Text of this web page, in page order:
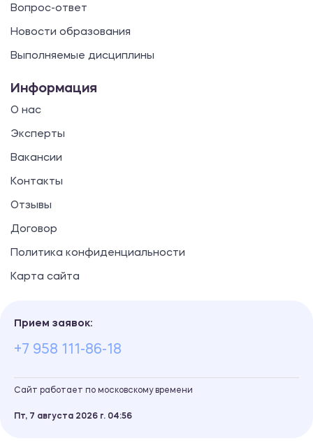
Вопрос-ответ
Новости образования
Выполняемые дисциплины
Информация
О нас
Эксперты
Вакансии
Контакты
Отзывы
Договор
Политика конфиденциальности
Карта сайта
Прием заявок:
+7 958 111-86-18
Сайт работает по московскому времени
Пт, 7 августа 2026 г. 04 56